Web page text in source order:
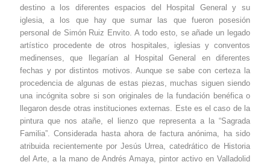
destino a los diferentes espacios del Hospital General y su
iglesia, a los que hay que sumar las que fueron posesión
personal de Simón Ruiz Envito. A todo esto, se añade un legado
artístico procedente de otros hospitales, iglesias y conventos
medinenses, que llegarían al Hospital General en diferentes
fechas y por distintos motivos. Aunque se sabe con certeza la
procedencia de algunas de estas piezas, muchas siguen siendo
una incógnita sobre si son originales de la fundación benéfica o
llegaron desde otras instituciones externas. Este es el caso de la
pintura que nos atañe, el lienzo que representa a la “Sagrada
Familia”. Considerada hasta ahora de factura anónima, ha sido
atribuida recientemente por Jesús Urrea, catedrático de Historia
del Arte, a la mano de Andrés Amaya, pintor activo en Valladolid